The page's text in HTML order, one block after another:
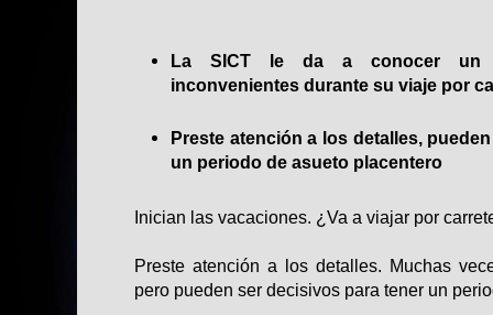
La SICT le da a conocer un
inconvenientes durante su viaje por
Preste atención a los detalles,
un periodo de asueto placentero
Inician las vacaciones. ¿Va a viajar por
Preste atención a los detalles. Muchas
pero pueden ser decisivos para tener un